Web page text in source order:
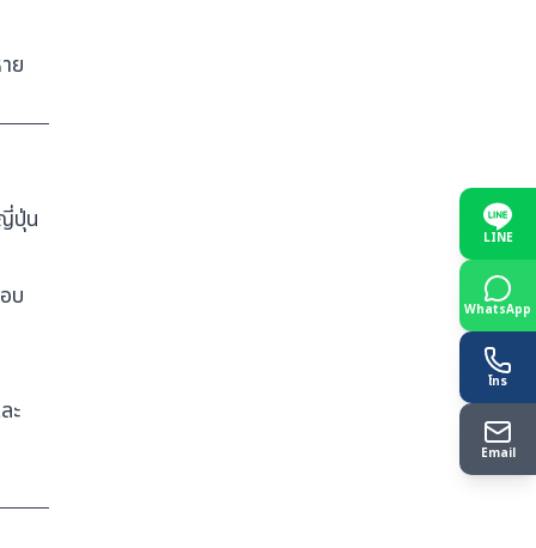
ย
ปุ่น
บ
ะ
LINE
WhatsApp
โทร
Email